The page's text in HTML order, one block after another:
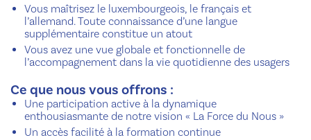
Vous maîtrisez le luxembourgeois, le français et
l’allemand. Toute connaissance d’une langue
supplémentaire constitue un atout
Vous avez une vue globale et fonctionnelle de
l’accompagnement dans la vie quotidienne des usagers
Ce que nous vous offrons :
Une participation active à la dynamique
enthousiasmante de notre vision « La Force du Nous »
Un accès facilité à la formation continue